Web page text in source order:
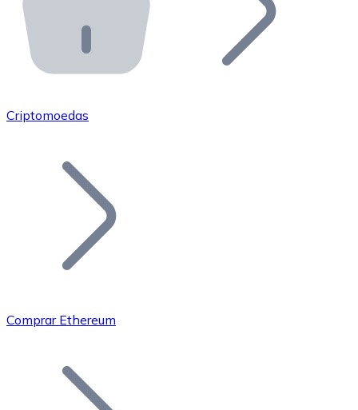
API Bitnovo
Integre nossa API no seu ecossistema.
Junte-se à nossa rede de revendedores e comercialize
Adicione o token do seu projeto ao nosso serviço de
Bitcoin
Criptomoedas
Comprar Ethereum